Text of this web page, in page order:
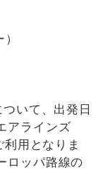
いて、出発日
アラインズ
用となりま
ロッパ路線の